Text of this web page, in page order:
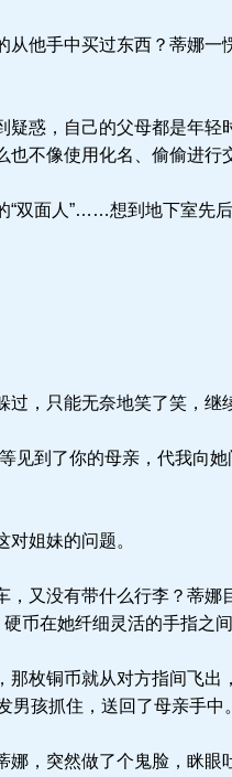
他手中买过东西？蒂娜一
惑，自己的父母都是年轻
不像使用化名、偷偷进行
双面人”……想到地下室先
，只能无奈地笑了笑，继
见到了你的母亲，代我向
姐妹的问题。
又没有带什么行李？蒂娜
币在她纤细灵活的手指之
枚铜币就从对方指间飞出
男孩抓住，送回了母亲手中。
，突然做了个鬼脸，眯眼